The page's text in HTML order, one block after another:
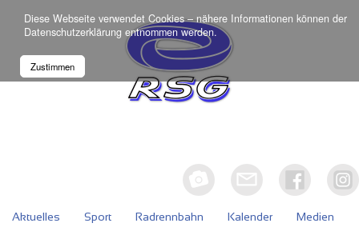
Diese Webseite verwendet Cookies – nähere Informationen können der
Datenschutzerklärung entnommen werden.
Zustimmen
Aktuelles Sport Radrennbahn Kalender Medien